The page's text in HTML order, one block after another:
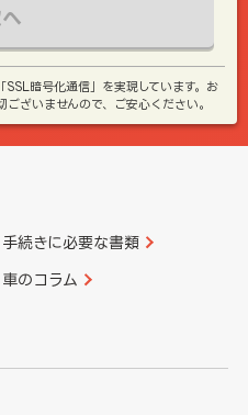
暗号化通信」を実現しています。お
ざいませんので、ご安心ください。
手続きに必要な書類
車のコラム